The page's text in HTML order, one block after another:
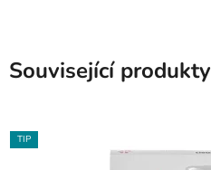
Související produkty
TIP